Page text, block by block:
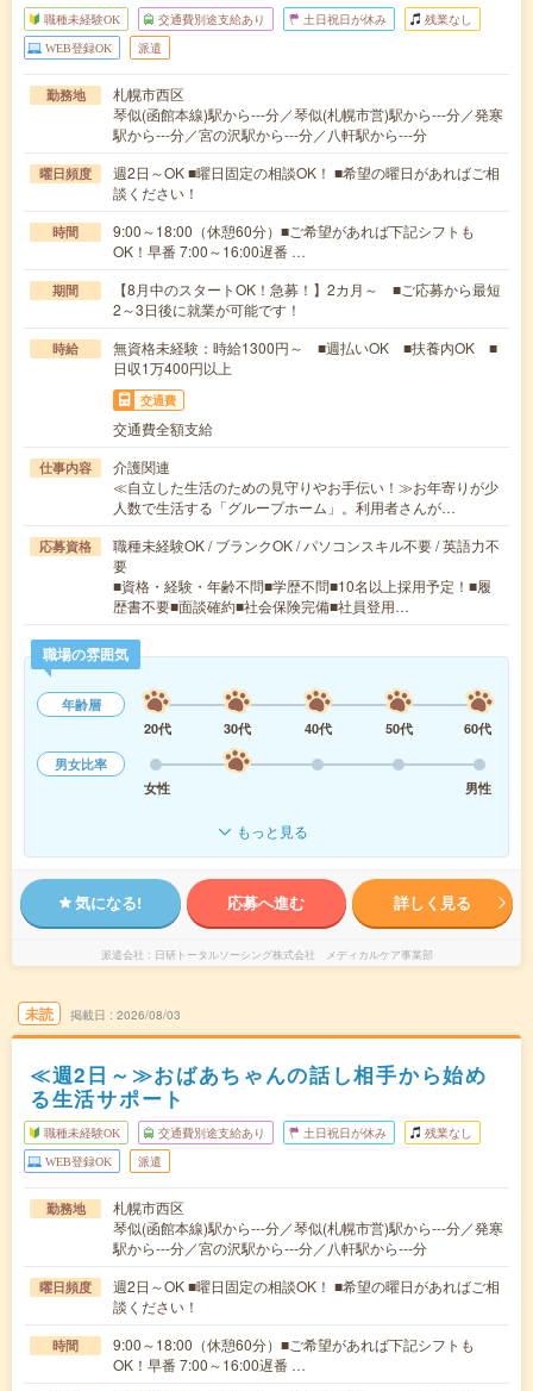
職種未経験OK 交通費別途支給あり 土日祝日が休み 残業なし
WEB登録OK 派遣
勤務地
札幌市西区
琴似(函館本線)駅から---分／琴似(札幌市営)駅から---分／発寒
駅から---分／宮の沢駅から---分／八軒駅から---分
曜日頻度
週2日～OK ■曜日固定の相談OK！ ■希望の曜日があればご相
談ください！
時間
9:00～18:00（休憩60分）■ご希望があれば下記シフトも
OK！早番 7:00～16:00遅番 …
期間
【8月中のスタートOK！急募！】2カ月～ ■ご応募から最短
2～3日後に就業が可能です！
時給
無資格未経験：時給1300円～ ■週払いOK ■扶養内OK ■
日収1万400円以上
交通費
交通費全額支給
仕事内容
介護関連
≪自立した生活のための見守りやお手伝い！≫お年寄りが少
人数で生活する「グループホーム」。利用者さんが…
応募資格
職種未経験OK / ブランクOK / パソコンスキル不要 / 英語力不
要
■資格・経験・年齢不問■学歴不問■10名以上採用予定！■履
歴書不要■面談確約■社会保険完備■社員登用…
職場の雰囲気
年齢層
20代
30代 40代 50代
60代
男女比率
女性
男性
もっと見る
気になる! 応募へ進む 詳しく見る
派遣会社 日研トータルソーシング株式会社 メディカルケア事業部
未読 掲載日 2026/08/03
≪週2日～≫おばあちゃんの話し相手から始め
る生活サポート
職種未経験OK 交通費別途支給あり 土日祝日が休み 残業なし
WEB登録OK 派遣
勤務地
札幌市西区
琴似(函館本線)駅から---分／琴似(札幌市営)駅から---分／発寒
駅から---分／宮の沢駅から---分／八軒駅から---分
曜日頻度
週2日～OK ■曜日固定の相談OK！ ■希望の曜日があればご相
談ください！
時間
9:00～18:00（休憩60分）■ご希望があれば下記シフトも
OK！早番 7:00～16:00遅番 …